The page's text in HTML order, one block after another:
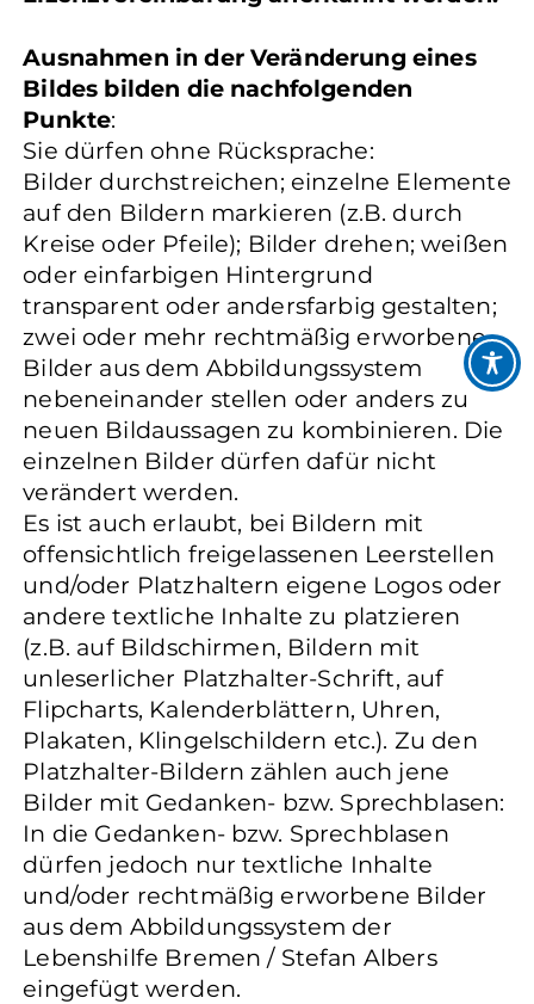
Ausnahmen in der Veränderung eines
Bildes bilden die nachfolgenden
Punkte:
Sie dürfen ohne Rücksprache:
Bilder durchstreichen; einzelne Elemente
auf den Bildern markieren (z.B. durch
Kreise oder Pfeile); Bilder drehen; weißen
oder einfarbigen Hintergrund
transparent oder andersfarbig gestalten;
zwei oder mehr rechtmäßig erworbene
Bilder aus dem Abbildungssystem
nebeneinander stellen oder anders zu
neuen Bildaussagen zu kombinieren. Die
einzelnen Bilder dürfen dafür nicht
verändert werden.
Es ist auch erlaubt, bei Bildern mit
offensichtlich freigelassenen Leerstellen
und/oder Platzhaltern eigene Logos oder
andere textliche Inhalte zu platzieren
(z.B. auf Bildschirmen, Bildern mit
unleserlicher Platzhalter-Schrift, auf
Flipcharts, Kalenderblättern, Uhren,
Plakaten, Klingelschildern etc.). Zu den
Platzhalter-Bildern zählen auch jene
Bilder mit Gedanken- bzw. Sprechblasen:
In die Gedanken- bzw. Sprechblasen
dürfen jedoch nur textliche Inhalte
und/oder rechtmäßig erworbene Bilder
aus dem Abbildungssystem der
Lebenshilfe Bremen / Stefan Albers
eingefügt werden.